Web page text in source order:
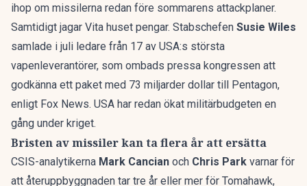
ihop om missilerna redan före sommarens attackplaner.
Samtidigt jagar Vita huset pengar. Stabschefen Susie Wiles
samlade i juli ledare från 17 av USA:s största
vapenleverantörer, som ombads pressa kongressen att
godkänna ett paket med 73 miljarder dollar till Pentagon,
enligt Fox News. USA har redan ökat militärbudgeten en
gång under kriget.
Bristen av missiler kan ta flera år att ersätta
CSIS-analytikerna Mark Cancian och Chris Park varnar för
att återuppbyggnaden tar tre år eller mer för Tomahawk,